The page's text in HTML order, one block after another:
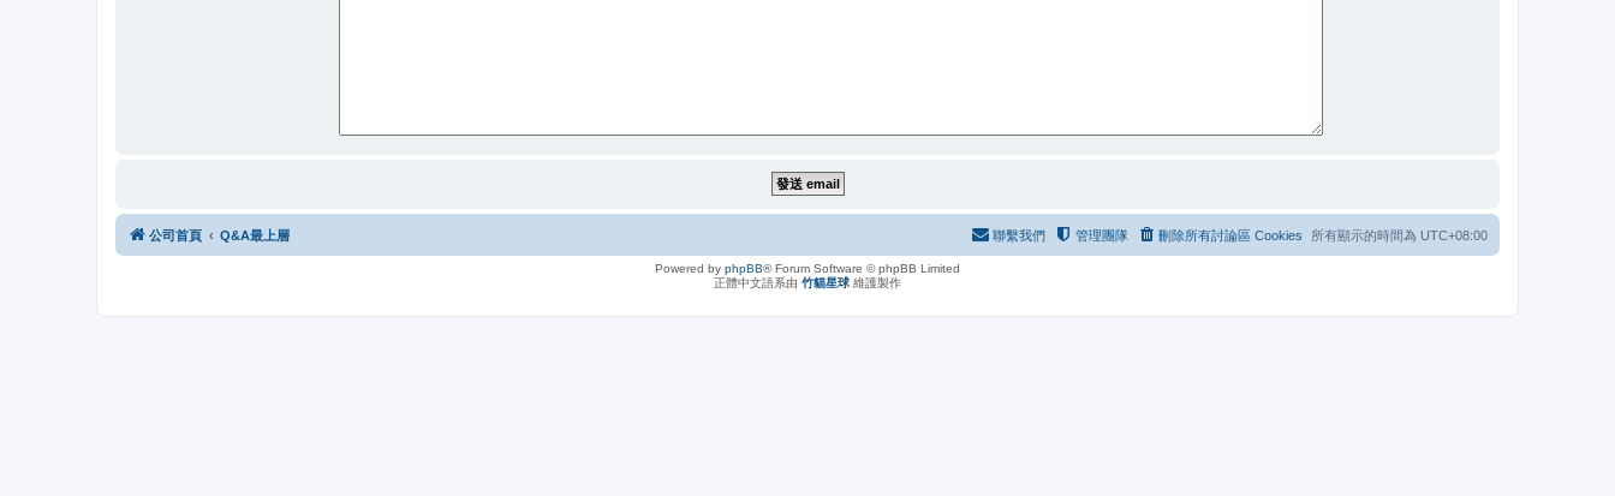
公司首頁 Q&A最上層 所有顯示的時間為 UTC+08:00
刪除所有討論區 Cookies
管理團隊
聯繫我們
Powered by phpBB® Forum Software © phpBB Limited
正體中文語系由 竹貓星球 維護製作